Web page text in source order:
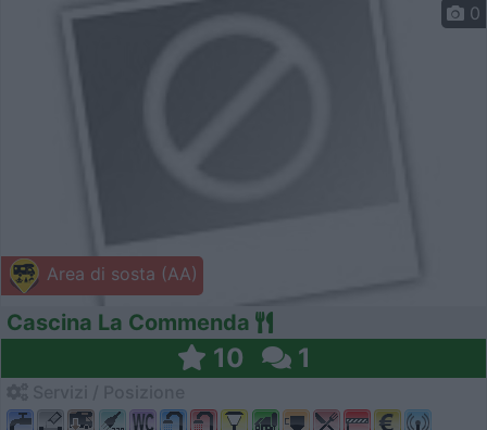
Area di sosta (AA)
0
Cascina La Commenda
10 1